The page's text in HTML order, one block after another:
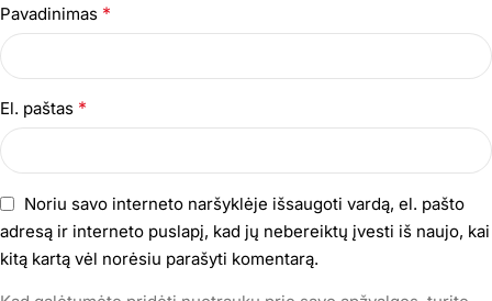
Pavadinimas *
El. paštas *
Noriu savo interneto naršyklėje išsaugoti vardą, el. pašto
adresą ir interneto puslapį, kad jų nebereiktų įvesti iš naujo, kai
kitą kartą vėl norėsiu parašyti komentarą.